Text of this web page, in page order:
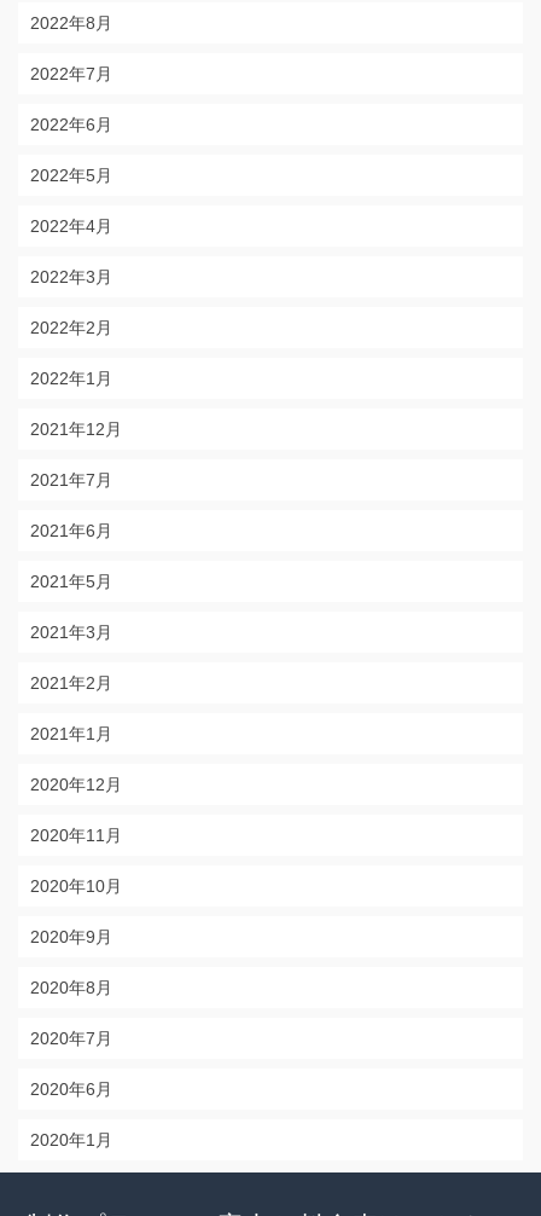
2022年8月
2022年7月
2022年6月
2022年5月
2022年4月
2022年3月
2022年2月
2022年1月
2021年12月
2021年7月
2021年6月
2021年5月
2021年3月
2021年2月
2021年1月
2020年12月
2020年11月
2020年10月
2020年9月
2020年8月
2020年7月
2020年6月
2020年1月